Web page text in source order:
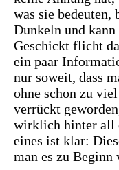
was sie bedeuten,
Dunkeln und
Geschickt flicht
ein paar
nur soweit, dass
ohne schon zu
verrückt
wirklich hinter all
eines ist klar:
man es zu